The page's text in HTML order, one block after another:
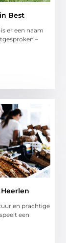
Best
er een naam
–
en prachtige
een